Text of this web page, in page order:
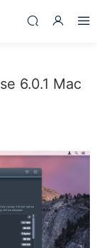
6.0.1 Mac